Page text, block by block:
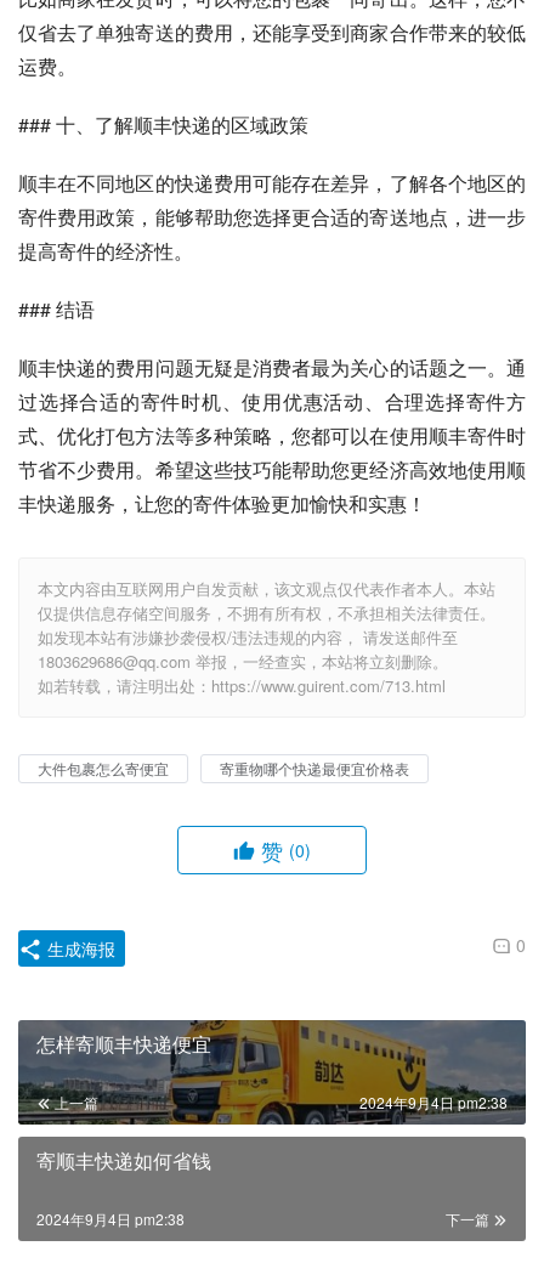
仅省去了单独寄送的费用，还能享受到商家合作带来的较低
运费。
### 十、了解顺丰快递的区域政策
顺丰在不同地区的快递费用可能存在差异，了解各个地区的
寄件费用政策，能够帮助您选择更合适的寄送地点，进一步
提高寄件的经济性。
### 结语
顺丰快递的费用问题无疑是消费者最为关心的话题之一。通
过选择合适的寄件时机、使用优惠活动、合理选择寄件方
式、优化打包方法等多种策略，您都可以在使用顺丰寄件时
节省不少费用。希望这些技巧能帮助您更经济高效地使用顺
丰快递服务，让您的寄件体验更加愉快和实惠！
本文内容由互联网用户自发贡献，该文观点仅代表作者本人。本站
仅提供信息存储空间服务，不拥有所有权，不承担相关法律责任。
如发现本站有涉嫌抄袭侵权/违法违规的内容， 请发送邮件至
1803629686@qq.com 举报，一经查实，本站将立刻删除。
如若转载，请注明出处：https://www.guirent.com/713.html
大件包裹怎么寄便宜 寄重物哪个快递最便宜价格表
赞 (0)
0
生成海报
怎样寄顺丰快递便宜
上一篇 2024年9月4日 pm2:38
寄顺丰快递如何省钱
下一篇
2024年9月4日 pm2:38